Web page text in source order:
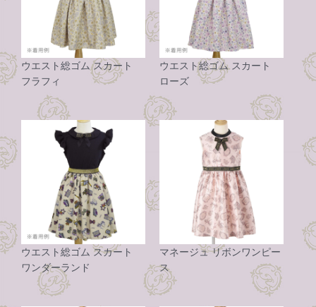
ウエスト総ゴム スカート
フラフィ
ウエスト総ゴム スカート
ローズ
ウエスト総ゴム スカート
ワンダーランド
マネージュ リボンワンピー
ス